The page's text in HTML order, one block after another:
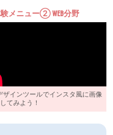
メニュー② WEB分野
ザインツールでインスタ風に画像
てみよう！